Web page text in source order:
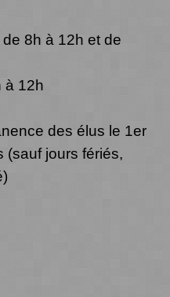
8h à 12h et de
à 12h
des élus le 1er
(sauf jours fériés,